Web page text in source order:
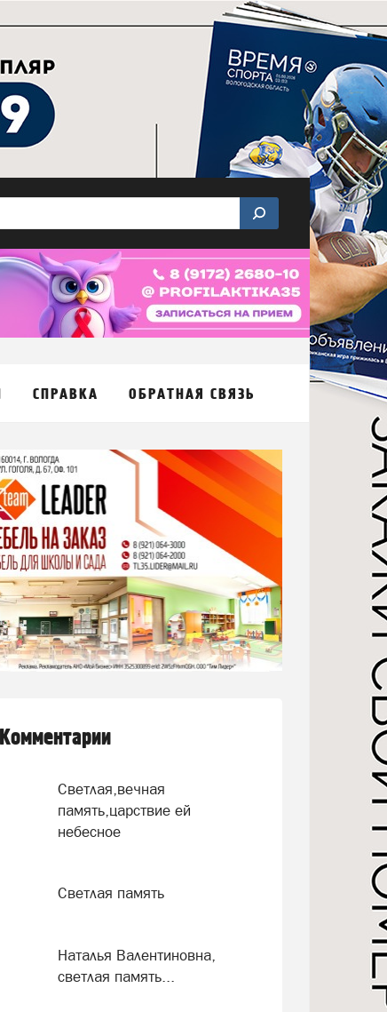
СПРАВКА ОБРАТНАЯ СВЯЗЬ
Комментарии
Светлая,вечная
память,царствие ей
небесное
Светлая память
Наталья Валентиновна,
светлая память...